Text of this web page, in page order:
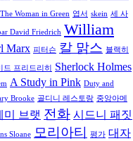
The Woman in Green 엽서 skein 세 사
David Friedrich William
Marx 피터슨 칼 맑스 블랙히
드 프리드리히 Sherlock Holmes
A Study in Pink Duty and
Brooke 골디니 레스토랑 중앙아메
미 브랫 전화 시드니 패짓
Sloane 모리아티 평가 대자